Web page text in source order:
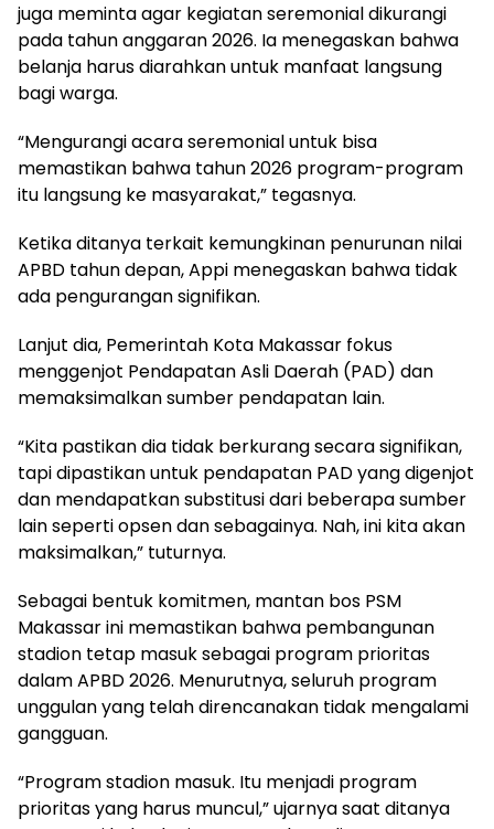
juga meminta agar kegiatan seremonial dikurangi
pada tahun anggaran 2026. Ia menegaskan bahwa
belanja harus diarahkan untuk manfaat langsung
bagi warga.
“Mengurangi acara seremonial untuk bisa
memastikan bahwa tahun 2026 program-program
itu langsung ke masyarakat,” tegasnya.
Ketika ditanya terkait kemungkinan penurunan nilai
APBD tahun depan, Appi menegaskan bahwa tidak
ada pengurangan signifikan.
Lanjut dia, Pemerintah Kota Makassar fokus
menggenjot Pendapatan Asli Daerah (PAD) dan
memaksimalkan sumber pendapatan lain.
“Kita pastikan dia tidak berkurang secara signifikan,
tapi dipastikan untuk pendapatan PAD yang digenjot
dan mendapatkan substitusi dari beberapa sumber
lain seperti opsen dan sebagainya. Nah, ini kita akan
maksimalkan,” tuturnya.
Sebagai bentuk komitmen, mantan bos PSM
Makassar ini memastikan bahwa pembangunan
stadion tetap masuk sebagai program prioritas
dalam APBD 2026. Menurutnya, seluruh program
unggulan yang telah direncanakan tidak mengalami
gangguan.
“Program stadion masuk. Itu menjadi program
prioritas yang harus muncul,” ujarnya saat ditanya